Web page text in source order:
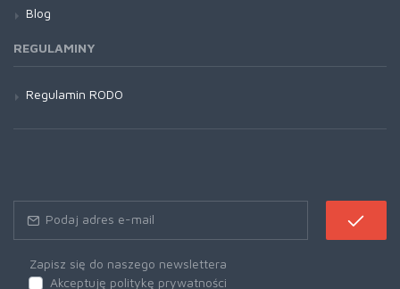
Blog
REGULAMINY
Regulamin RODO
Zapisz się do naszego newslettera
Akceptuję politykę prywatności